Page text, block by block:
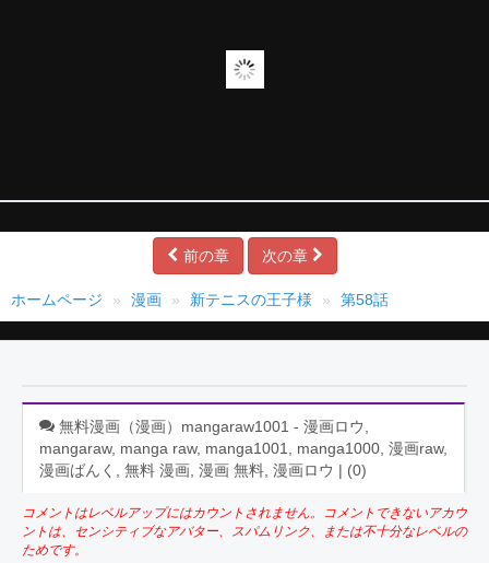
前の章 次の章
ホームページ 漫画 新テニスの王子様 第58話
無料漫画（漫画）mangaraw1001 - 漫画ロウ,
mangaraw, manga raw, manga1001, manga1000, 漫画raw,
漫画ばんく, 無料 漫画, 漫画 無料, 漫画ロウ | (0)
コメントはレベルアップにはカウントされません。コメントできないアカウ
ントは、センシティブなアバター、スパムリンク、または不十分なレベルの
ためです。